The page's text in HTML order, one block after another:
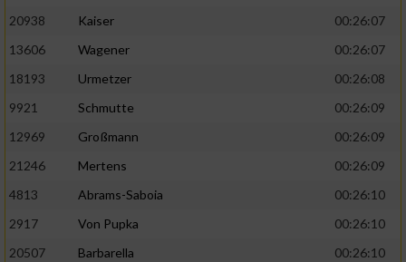
20938
Kaiser
00:26:07
13606
Wagener
00:26:07
18193
Urmetzer
00:26:08
9921
Schmutte
00:26:09
12969
Großmann
00:26:09
21246
Mertens
00:26:09
4813
Abrams-Saboia
00:26:10
2917
Von Pupka
00:26:10
20507
Barbarella
00:26:10